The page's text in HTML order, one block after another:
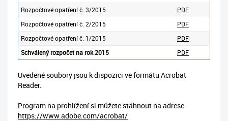
Rozpočtové opatření č. 3/2015
PDF
Rozpočtové opatření č. 2/2015
PDF
Rozpočtové opatření č. 1/2015
PDF
Schválený rozpočet na rok 2015
PDF
Uvedené soubory jsou k dispozici ve formátu Acrobat
Reader.
Program na prohlížení si můžete stáhnout na adrese
https://www.adobe.com/acrobat/